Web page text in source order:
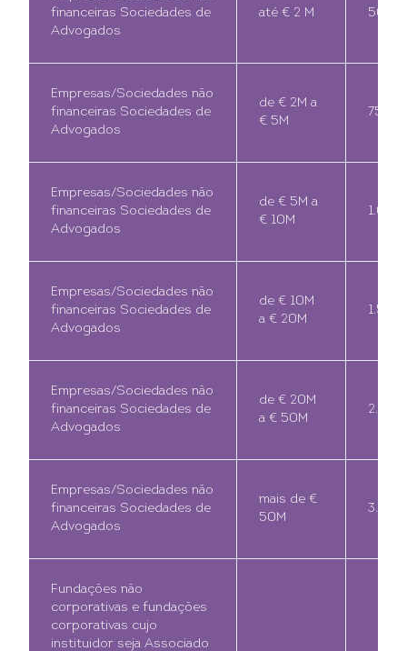
financeiras Sociedades de
Advogados
até € 2 M 500€
Empresas/Sociedades não
financeiras Sociedades de
Advogados
de € 2M a
€ 5M
750€
Empresas/Sociedades não
financeiras Sociedades de
Advogados
de € 5M a
€ 10M
Empresas/Sociedades não
financeiras Sociedades de
Advogados
de € 10M
a € 20M
Empresas/Sociedades não
financeiras Sociedades de
Advogados
de € 20M
a € 50M
Empresas/Sociedades não
financeiras Sociedades de
Advogados
mais de €
50M
Fundações não
corporativas e fundações
corporativas cujo
instituidor seja Associado